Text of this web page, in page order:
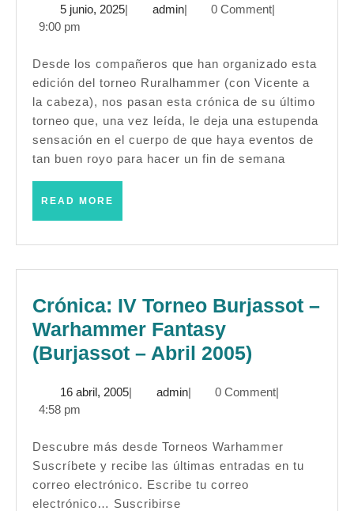
Torneo
–
Warhammer
Fantasy
MdN
–
5 junio, 20255| adminadmin
| 0 Comment|
9:00 pm
Desde los compañeros que han organizado esta
edición del torneo Ruralhammer (con Vicente a
la cabeza), nos pasan esta crónica de su último
torneo que, una vez leída, le deja una estupenda
sensación en el cuerpo de que haya eventos de
tan buen royo para hacer un fin de semana
READ MORE
Crónica: IV Torneo Burjassot –
Warhammer Fantasy
(Burjassot – Abril 2005)
Torneo
–
16 abril, 200516
| adminadmin
| 0 Comment|
4:58 pm
Descubre más desde Torneos Warhammer
Suscríbete y recibe las últimas entradas en tu
correo electrónico. Escribe tu correo
electrónico… Suscribirse